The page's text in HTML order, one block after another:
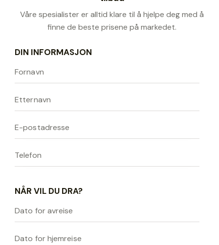
Våre spesialister er alltid klare til å hjelpe deg med å
finne de beste prisene på markedet.
DIN INFORMASJON
NÅR VIL DU DRA?